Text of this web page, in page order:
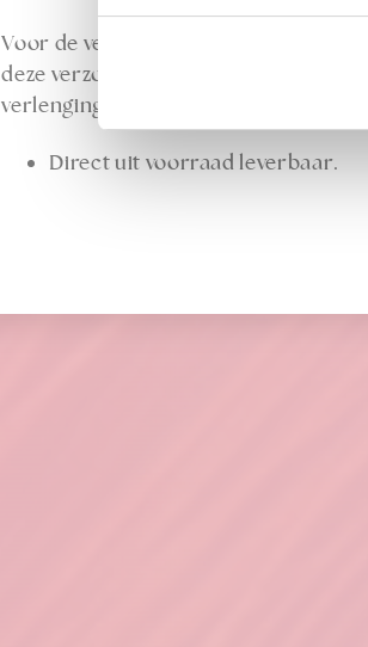
Voor de verzorging van de Clip-in
deze verzorgingsproducten houd je
verlenging.
Direct uit voorraad leverbaar.